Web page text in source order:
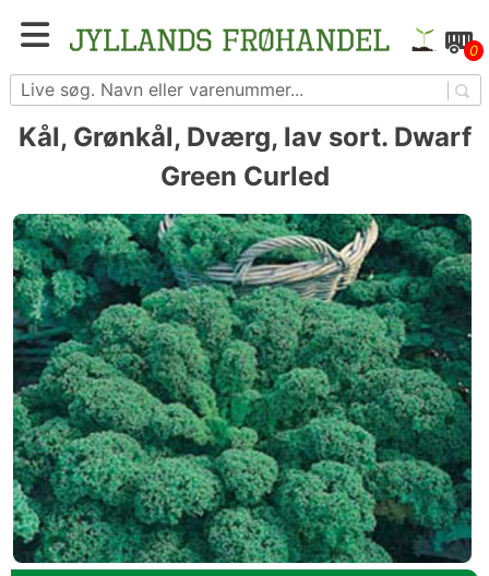
Blomster- og grøntsagsfrø fra hele Europa – få
adgang til 1.229 spændende sorter
0
Kål, Grønkål, Dværg, lav sort. Dwarf
Green Curled